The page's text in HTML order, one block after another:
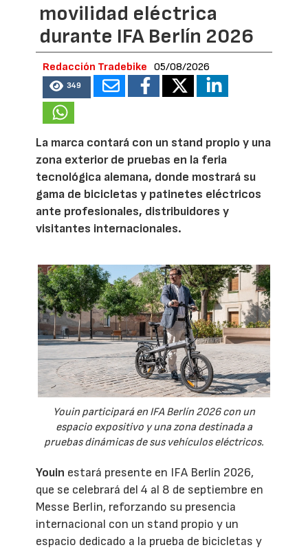
movilidad eléctrica
durante IFA Berlín 2026
Redacción Tradebike 05/08/2026
349
La marca contará con un stand propio y una
zona exterior de pruebas en la feria
tecnológica alemana, donde mostrará su
gama de bicicletas y patinetes eléctricos
ante profesionales, distribuidores y
visitantes internacionales.
Youin participará en IFA Berlín 2026 con un
espacio expositivo y una zona destinada a
pruebas dinámicas de sus vehículos eléctricos.
Youin estará presente en IFA Berlín 2026,
que se celebrará del 4 al 8 de septiembre en
Messe Berlin, reforzando su presencia
internacional con un stand propio y un
espacio dedicado a la prueba de bicicletas y